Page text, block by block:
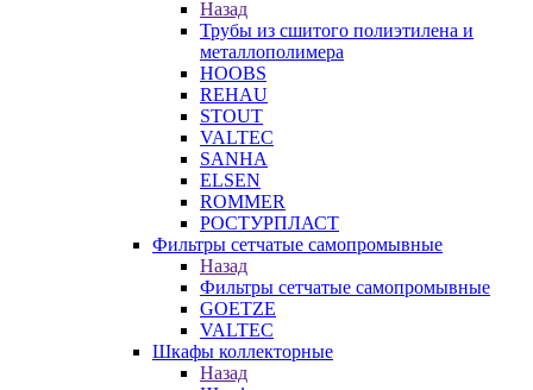
Назад
Трубы из сшитого полиэтилена и
металлополимера
HOOBS
REHAU
STOUT
VALTEC
SANHA
ELSEN
ROMMER
РОСТУРПЛАСТ
Фильтры сетчатые самопромывные
Назад
Фильтры сетчатые самопромывные
GOETZE
VALTEC
Шкафы коллекторные
Назад